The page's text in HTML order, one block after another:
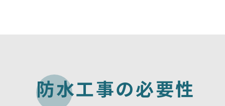
防水工事の必要性